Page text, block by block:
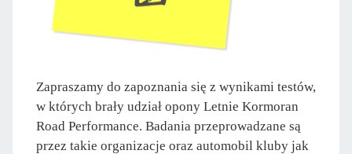
Zapraszamy do zapoznania się z wynikami testów,
w których brały udział opony Letnie Kormoran
Road Performance. Badania przeprowadzane są
przez takie organizacje oraz automobil kluby jak